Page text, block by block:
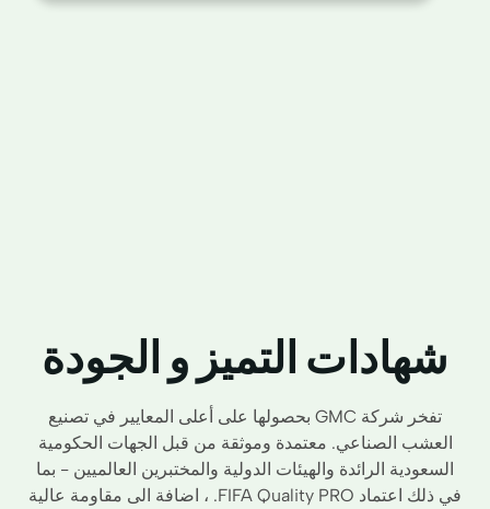
شهادات التميز و الجودة
تفخر شركة GMC بحصولها على أعلى المعايير في تصنيع
العشب الصناعي. معتمدة وموثقة من قبل الجهات الحكومية
السعودية الرائدة والهيئات الدولية والمختبرين العالميين - بما
في ذلك اعتماد FIFA Quality PRO. ، اضافة الى مقاومة عالية